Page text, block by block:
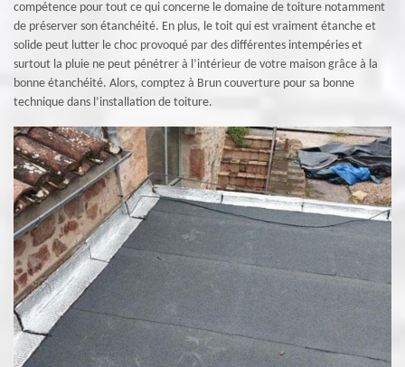
compétence pour tout ce qui concerne le domaine de toiture notamment
de préserver son étanchéité. En plus, le toit qui est vraiment étanche et
solide peut lutter le choc provoqué par des différentes intempéries et
surtout la pluie ne peut pénétrer à l’intérieur de votre maison grâce à la
bonne étanchéité. Alors, comptez à Brun couverture pour sa bonne
technique dans l’installation de toiture.